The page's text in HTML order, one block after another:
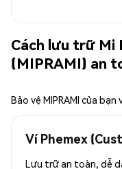
Cách lưu trữ Mi
(MIPRAMI) an
Bảo vệ MIPRAMI của
Ví Phemex
Lưu trữ an toàn, dễ